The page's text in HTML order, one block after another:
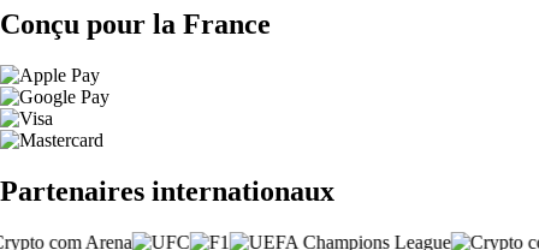
Conçu pour la France
Partenaires internationaux